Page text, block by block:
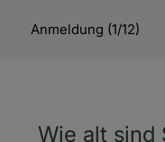
Anmeldung (1/12)
Wie alt sind